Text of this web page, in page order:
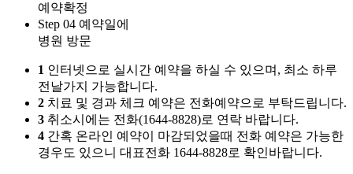
예약확정
Step 04 예약일에
병원 방문
1 인터넷으로 실시간 예약을 하실 수 있으며, 최소 하루
전날가지 가능합니다.
2 치료 및 경과 체크 예약은 전화예약으로 부탁드립니다.
3 취소시에는 전화(1644-8828)로 연락 바랍니다.
4 간혹 온라인 예약이 마감되었을때 전화 예약은 가능한
경우도 있으니 대표전화 1644-8828로 확인바랍니다.